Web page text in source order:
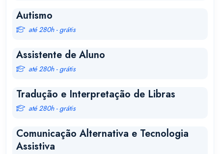
Autismo
até 280h - grátis
Assistente de Aluno
até 280h - grátis
Tradução e Interpretação de Libras
até 280h - grátis
Comunicação Alternativa e Tecnologia
Assistiva